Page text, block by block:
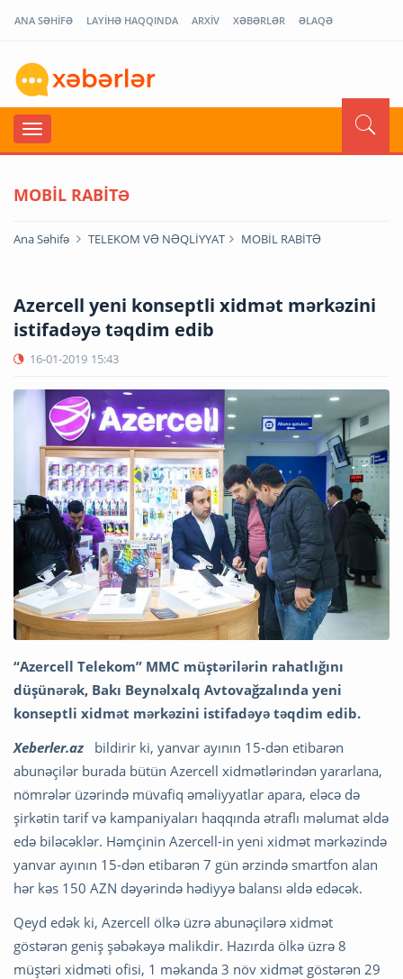
ANA SƏHİFƏ LAYİHƏ HAQQINDA ARXİV XƏBƏRLƏR ƏLAQƏ
MOBİL RABİTƏ
Ana Səhifə TELEKOM VƏ NƏQLİYYAT MOBİL RABİTƏ
Azercell yeni konseptli xidmət mərkəzini
istifadəyə təqdim edib
16-01-2019 15:43
“Azercell Telekom” MMC müştərilərin rahatlığını
düşünərək, Bakı Beynəlxalq Avtovağzalında yeni
konseptli xidmət mərkəzini istifadəyə təqdim edib.
Xeberler.az
bildirir ki, yanvar ayının 15-dən etibarən
abunəçilər burada bütün Azercell xidmətlərindən yararlana,
nömrələr üzərində müvafiq əməliyyatlar apara, eləcə də
şirkətin tarif və kampaniyaları haqqında ətraflı məlumat əldə
edə biləcəklər. Həmçinin Azercell-in yeni xidmət mərkəzində
yanvar ayının 15-dən etibarən 7 gün ərzində smartfon alan
hər kəs 150 AZN dəyərində hədiyyə balansı əldə edəcək.
Qeyd edək ki, Azercell ölkə üzrə abunəçilərə xidmət
göstərən geniş şəbəkəyə malikdir. Hazırda ölkə üzrə 8
müştəri xidməti ofisi, 1 məkanda 3 növ xidmət göstərən 29